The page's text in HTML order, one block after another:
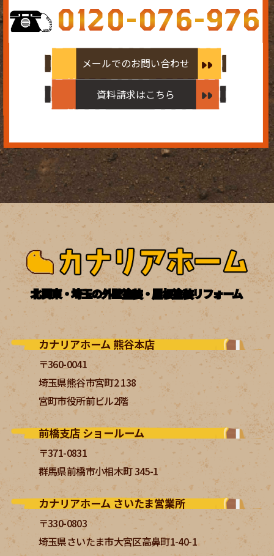
0120-076-976
メールでのお問い合わせ
資料請求はこちら
北関東・埼玉の外壁塗装・屋根塗装リフォーム
カナリアホーム 熊谷本店
〒360-0041
埼玉県熊谷市宮町2 138
宮町市役所前ビル2階
前橋支店 ショールーム
〒371-0831
群馬県前橋市小相木町 345-1
カナリアホーム さいたま営業所
〒330-0803
埼玉県さいたま市大宮区高鼻町1-40-1